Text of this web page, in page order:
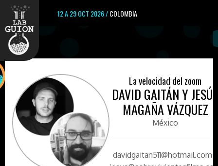
12 A 29 OCT 2026 /COLOMBIA
La velocidad del zoom
DAVID GAITÁN Y JESÚS
MAGAÑA VÁZQUEZ
México
davidgaitan511@hotmail.com /